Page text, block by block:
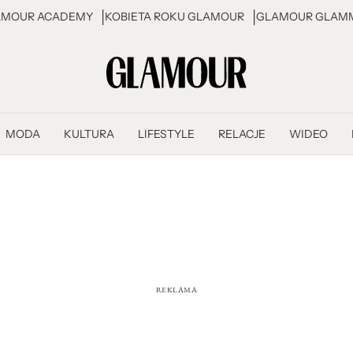
ACADEMY KOBIETA ROKU GLAMOUR GLAMOUR
MODA KULTURA LIFESTYLE RELACJE WIDEO